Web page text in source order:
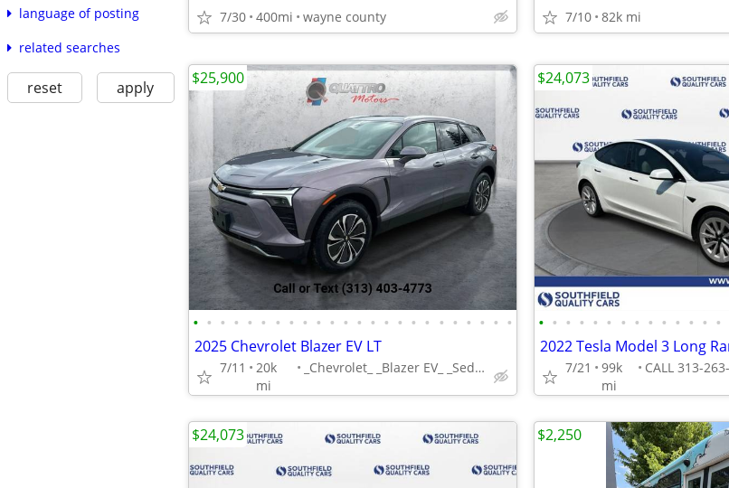
language of posting
related searches
reset apply
7/30 400mi wayne county 7/10 82k mi
• • • • • • • • • • • • • • • • • • • • • • • •
2025 Chevrolet Blazer EV LT
7/11
20k
mi
_Chevrolet_ _Blazer EV_ _Sedan_
$25,900
• • • • • • • • • • • • • •
7/21
99k
mi
$24,073
$24,073 $2,250